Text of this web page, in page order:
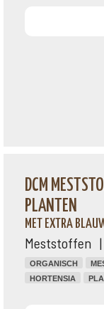
DCM
PLANTEN
MET EXTRA
Meststoffen |
ORGANISCH
HORTENSIA